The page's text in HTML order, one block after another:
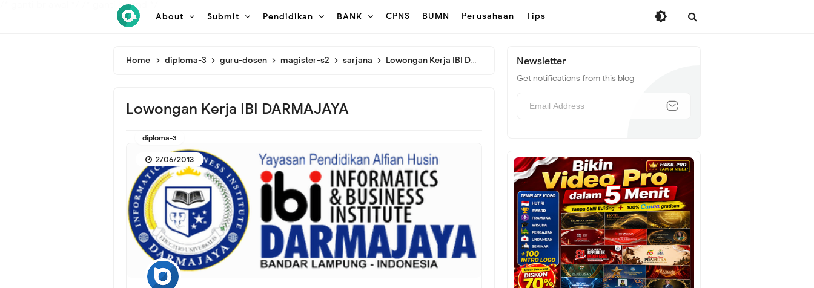
/* ganti br end */
About Submit Pendidikan BANK CPNS BUMN Perusahaan Tips
Home diploma-3 guru-dosen magister-s2 sarjana Lowongan Kerja IBI DARMAJAYA
Lowongan Kerja IBI DARMAJAYA
diploma-3
2/06/2013
Newsletter
Get notifications from this blog